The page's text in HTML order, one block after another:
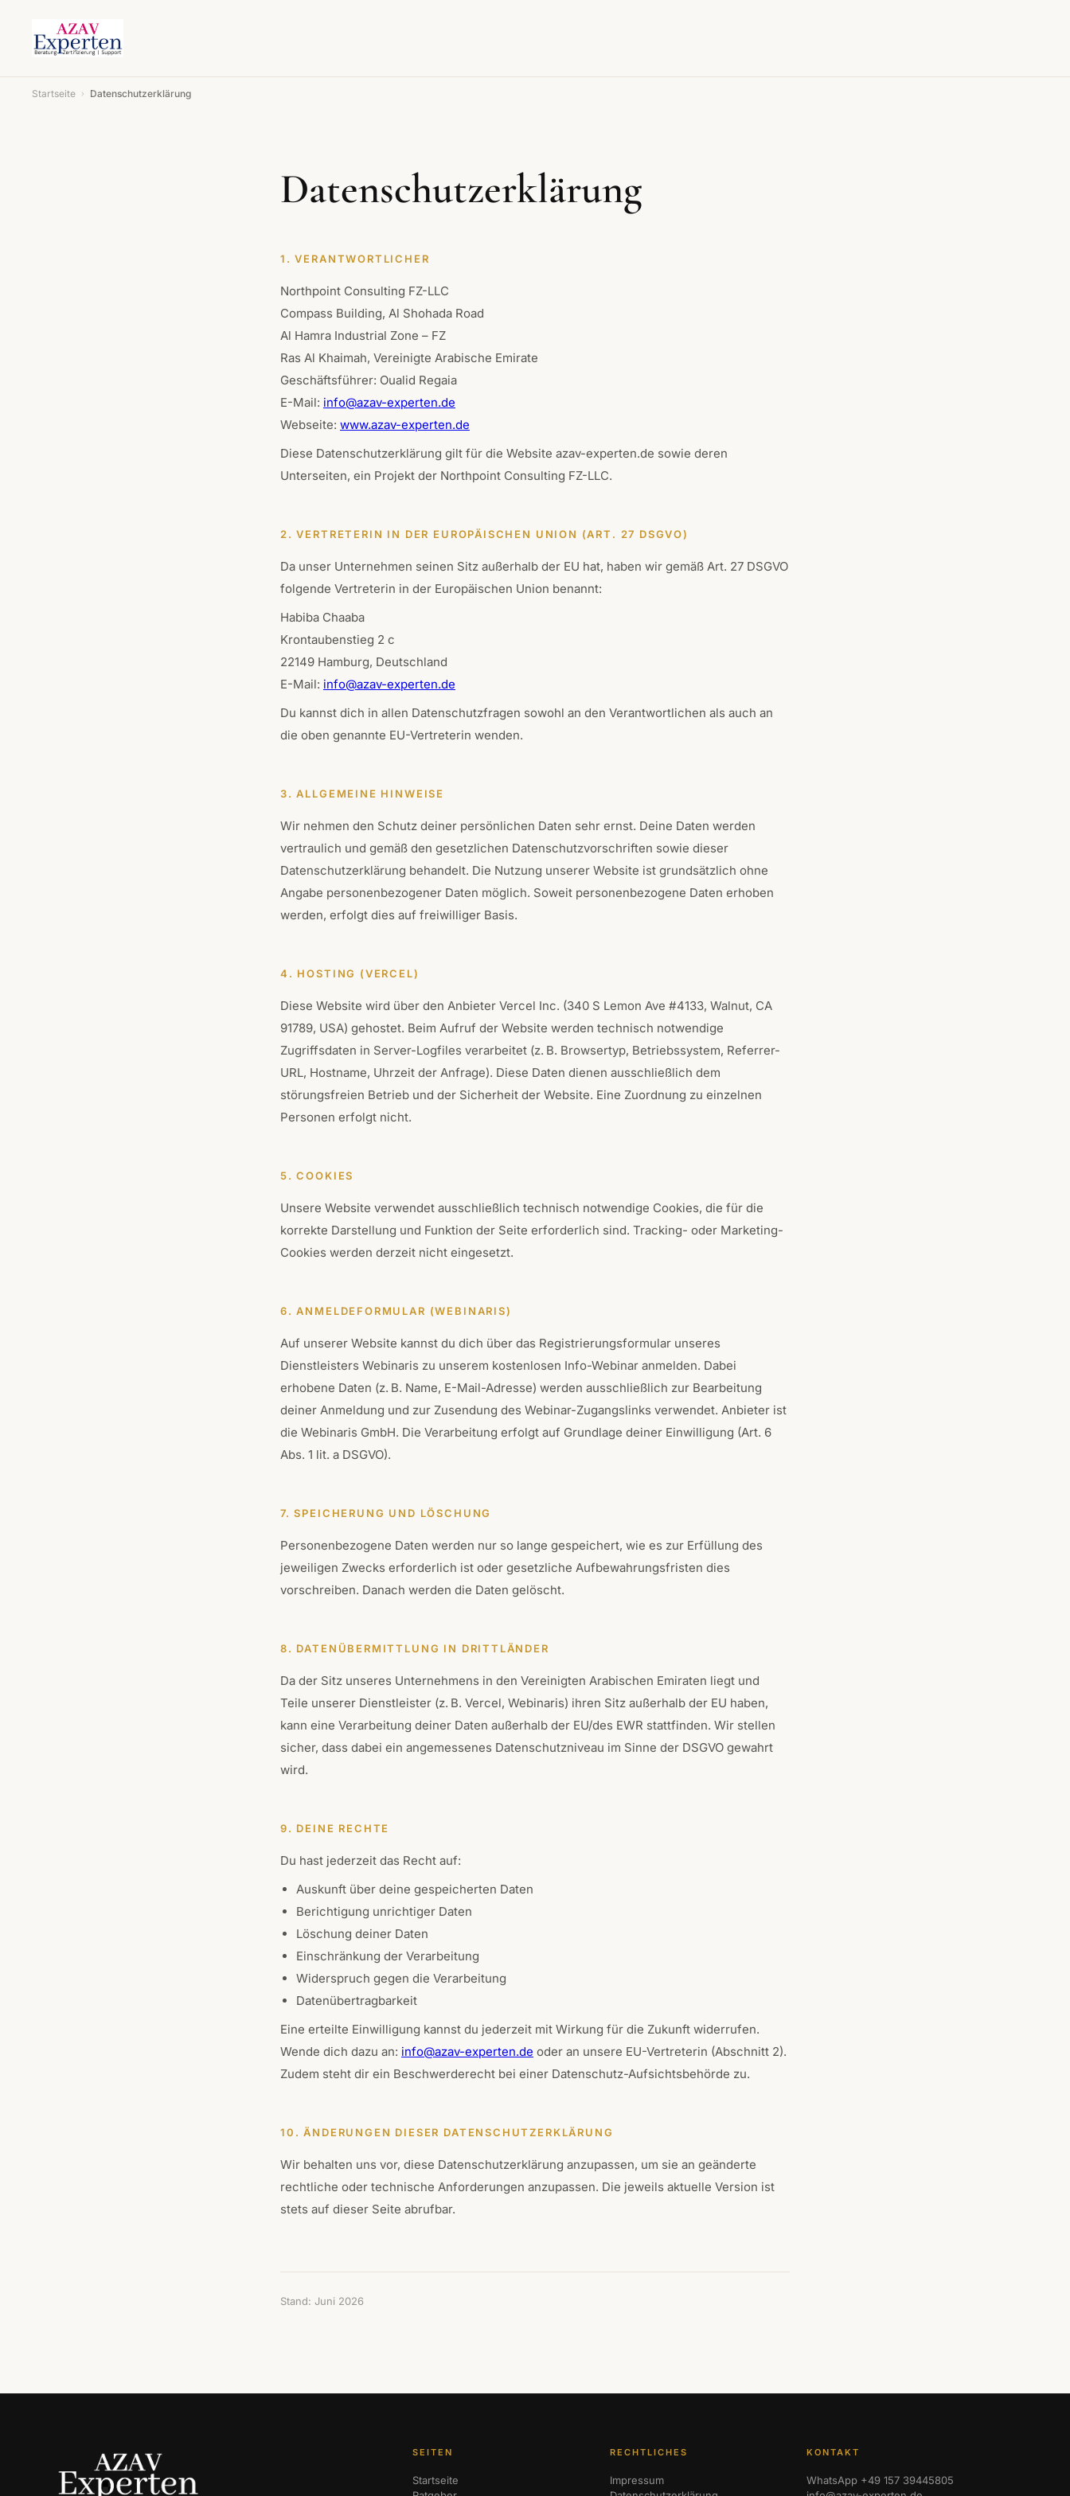
Startseite › Datenschutzerklärung
Datenschutzerklärung
1. VERANTWORTLICHER
Northpoint Consulting FZ-LLC
Compass Building, Al Shohada Road
Al Hamra Industrial Zone – FZ
Ras Al Khaimah, Vereinigte Arabische Emirate
Geschäftsführer: Oualid Regaia
E-Mail: info@azav-experten.de
Webseite: www.azav-experten.de
Diese Datenschutzerklärung gilt für die Website azav-experten.de sowie deren
Unterseiten, ein Projekt der Northpoint Consulting FZ-LLC.
2. VERTRETERIN IN DER EUROPÄISCHEN UNION (ART. 27 DSGVO)
Da unser Unternehmen seinen Sitz außerhalb der EU hat, haben wir gemäß Art. 27 DSGVO
folgende Vertreterin in der Europäischen Union benannt:
Habiba Chaaba
Krontaubenstieg 2 c
22149 Hamburg, Deutschland
E-Mail: info@azav-experten.de
Du kannst dich in allen Datenschutzfragen sowohl an den Verantwortlichen als auch an
die oben genannte EU-Vertreterin wenden.
3. ALLGEMEINE HINWEISE
Wir nehmen den Schutz deiner persönlichen Daten sehr ernst. Deine Daten werden
vertraulich und gemäß den gesetzlichen Datenschutzvorschriften sowie dieser
Datenschutzerklärung behandelt. Die Nutzung unserer Website ist grundsätzlich ohne
Angabe personenbezogener Daten möglich. Soweit personenbezogene Daten erhoben
werden, erfolgt dies auf freiwilliger Basis.
4. HOSTING (VERCEL)
Diese Website wird über den Anbieter Vercel Inc. (340 S Lemon Ave #4133, Walnut, CA
91789, USA) gehostet. Beim Aufruf der Website werden technisch notwendige
Zugriffsdaten in Server-Logfiles verarbeitet (z. B. Browsertyp, Betriebssystem, Referrer-
URL, Hostname, Uhrzeit der Anfrage). Diese Daten dienen ausschließlich dem
störungsfreien Betrieb und der Sicherheit der Website. Eine Zuordnung zu einzelnen
Personen erfolgt nicht.
5. COOKIES
Unsere Website verwendet ausschließlich technisch notwendige Cookies, die für die
korrekte Darstellung und Funktion der Seite erforderlich sind. Tracking- oder Marketing-
Cookies werden derzeit nicht eingesetzt.
6. ANMELDEFORMULAR (WEBINARIS)
Auf unserer Website kannst du dich über das Registrierungsformular unseres
Dienstleisters Webinaris zu unserem kostenlosen Info-Webinar anmelden. Dabei
erhobene Daten (z. B. Name, E-Mail-Adresse) werden ausschließlich zur Bearbeitung
deiner Anmeldung und zur Zusendung des Webinar-Zugangslinks verwendet. Anbieter ist
die Webinaris GmbH. Die Verarbeitung erfolgt auf Grundlage deiner Einwilligung (Art. 6
Abs. 1 lit. a DSGVO).
7. SPEICHERUNG UND LÖSCHUNG
Personenbezogene Daten werden nur so lange gespeichert, wie es zur Erfüllung des
jeweiligen Zwecks erforderlich ist oder gesetzliche Aufbewahrungsfristen dies
vorschreiben. Danach werden die Daten gelöscht.
8. DATENÜBERMITTLUNG IN DRITTLÄNDER
Da der Sitz unseres Unternehmens in den Vereinigten Arabischen Emiraten liegt und
Teile unserer Dienstleister (z. B. Vercel, Webinaris) ihren Sitz außerhalb der EU haben,
kann eine Verarbeitung deiner Daten außerhalb der EU/des EWR stattfinden. Wir stellen
sicher, dass dabei ein angemessenes Datenschutzniveau im Sinne der DSGVO gewahrt
wird.
9. DEINE RECHTE
Du hast jederzeit das Recht auf:
Auskunft über deine gespeicherten Daten
Berichtigung unrichtiger Daten
Löschung deiner Daten
Einschränkung der Verarbeitung
Widerspruch gegen die Verarbeitung
Datenübertragbarkeit
Eine erteilte Einwilligung kannst du jederzeit mit Wirkung für die Zukunft widerrufen.
Wende dich dazu an: info@azav-experten.de oder an unsere EU-Vertreterin (Abschnitt 2).
Zudem steht dir ein Beschwerderecht bei einer Datenschutz-Aufsichtsbehörde zu.
10. ÄNDERUNGEN DIESER DATENSCHUTZERKLÄRUNG
Wir behalten uns vor, diese Datenschutzerklärung anzupassen, um sie an geänderte
rechtliche oder technische Anforderungen anzupassen. Die jeweils aktuelle Version ist
stets auf dieser Seite abrufbar.
Stand: Juni 2026
SEITEN
Startseite
RECHTLICHES
Impressum
KONTAKT
WhatsApp +49 157 39445805